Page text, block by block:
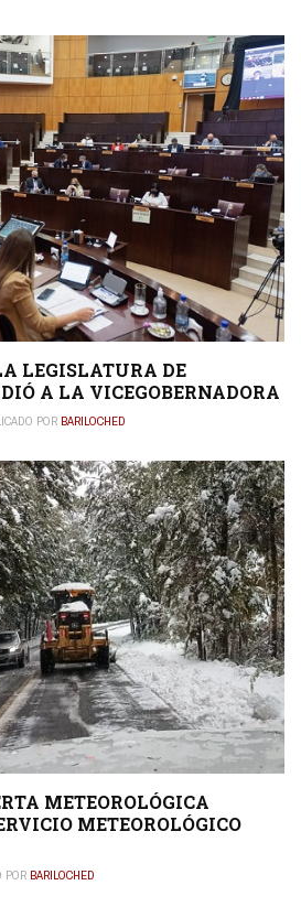
LEGISLATURA DE
A LA VICEGOBERNADORA
POR BARILOCHED
METEOROLÓGICA
METEOROLÓGICO
POR BARILOCHED